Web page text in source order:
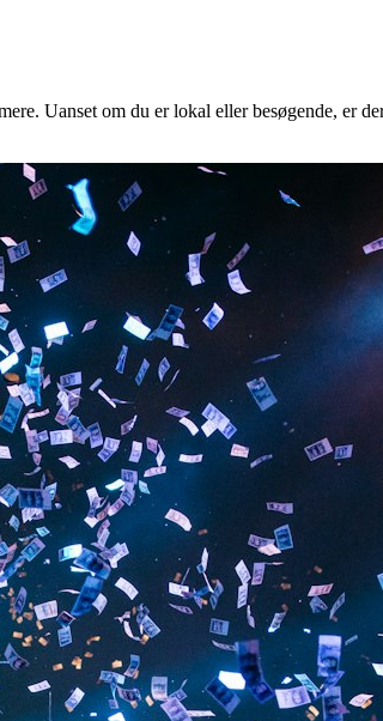
Uanset om du er lokal eller besøgende, er